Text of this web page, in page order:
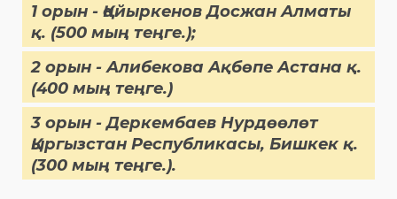
1 орын - Қайыркенов Досжан Алматы
қ. (500 мың теңге.);
2 орын - Алибекова Ақбөпе Астана қ.
(400 мың теңге.)
3 орын - Деркембаев Нурдөөлөт
Қыргызстан Республикасы, Бишкек қ.
(300 мың теңге.).